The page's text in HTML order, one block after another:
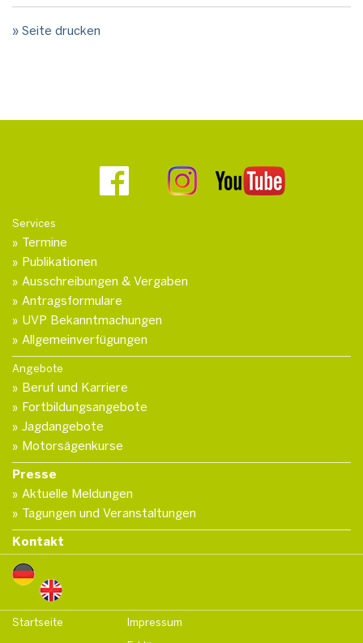
» Seite drucken
Services
Termine
Publikationen
Ausschreibungen & Vergaben
Antragsformulare
UVP Bekanntmachungen
Allgemeinverfügungen
Angebote
Beruf und Karriere
Fortbildungsangebote
Jagdangebote
Motorsägenkurse
Presse
Aktuelle Meldungen
Tagungen und Veranstaltungen
Kontakt
Startseite
Impressum